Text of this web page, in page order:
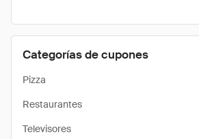
Categorías de cupones
Pizza
Restaurantes
Televisores